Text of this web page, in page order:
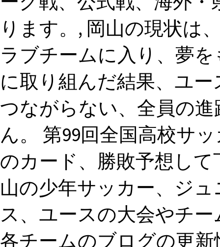
ります。, 岡山の現状は
ラブチームに入り、夢
に取り組んだ結果、ユ
つながらない、全員の
ん。 第99回全国高校サ
のカード、勝敗予想し
山の少年サッカー、ジ
ス、ユースの大会やチ
各チームのブログの更